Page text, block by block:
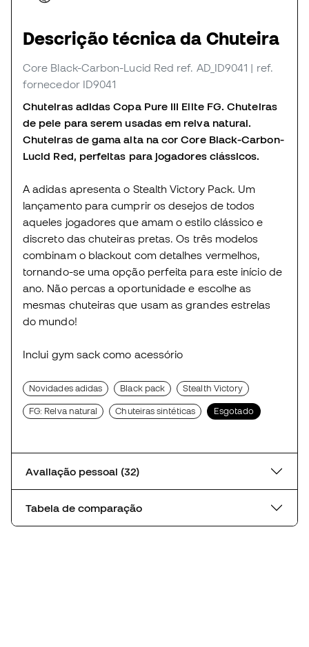
Descrição técnica da Chuteira
Core Black-Carbon-Lucid Red ref. AD_ID9041 | ref.
fornecedor ID9041
Chuteiras adidas Copa Pure III Elite FG. Chuteiras
de pele para serem usadas em relva natural.
Chuteiras de gama alta na cor Core Black-Carbon-
Lucid Red, perfeitas para jogadores clássicos.
A adidas apresenta o Stealth Victory Pack. Um
lançamento para cumprir os desejos de todos
aqueles jogadores que amam o estilo clássico e
discreto das chuteiras pretas. Os três modelos
combinam o blackout com detalhes vermelhos,
tornando-se uma opção perfeita para este início de
ano. Não percas a oportunidade e escolhe as
mesmas chuteiras que usam as grandes estrelas
do mundo!
Inclui gym sack como acessório
Novidades adidas Black pack Stealth Victory
FG: Relva natural Chuteiras sintéticas Esgotado
Avaliação pessoal (32)
Tabela de comparação